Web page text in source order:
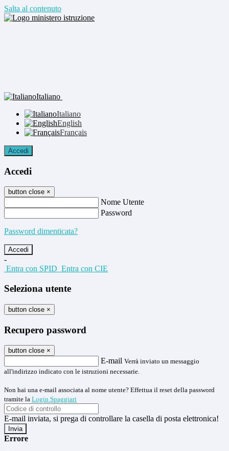
Salta al contenuto
Italiano
Italiano
English
Français
Accedi
Accedi
button close ×
Nome Utente
Password
Password dimenticata?
-
Entra con SPID Entra con CIE
Seleziona utente
button close ×
Recupero password
button close ×
E-mail Verrà inviato un messaggio
all'indirizzo indicato con le istruzioni necessarie.
Non hai una e-mail associata al nome utente? Effettua il reset della password
tramite la Login Spaggiari
E-mail inviata, si prega di controllare la casella di posta elettronica!
Errore